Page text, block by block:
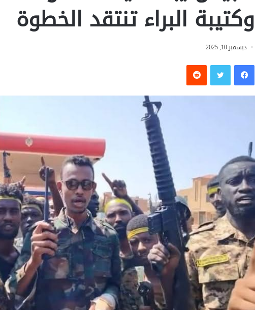
وكتيبة البراء تنتقد الخطوة
ديسمبر 10, 2025
فيسبوكتويتر